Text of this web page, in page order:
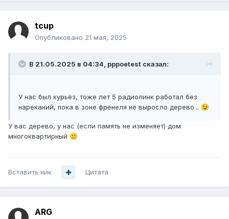
tcup
Опубликовано 21 мая, 2025
В 21.05.2025 в 04:34, pppoetest сказал:
У нас был курьёз, тоже лет 5 радиолинк работал без
нареканий, пока в зоне френеля не выросло дерево... 😉
У вас дерево, у нас (если память не изменяет) дом
многоквартирный 🙂
Вставить ник Цитата
ARG